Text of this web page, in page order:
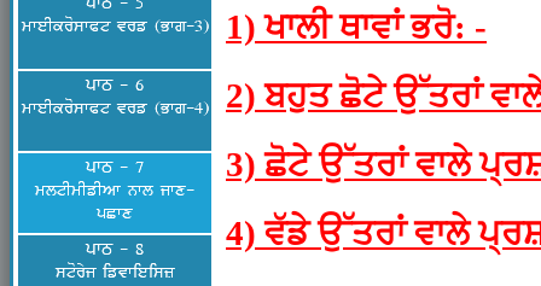
mweIkroswPt vrf (Bwg-3)
ਪਾਠ - 6
mweIkroswPt vrf (Bwg-4)
ਪਾਠ - 7
mltImIfIAw nwl jwx-
pCwx
ਪਾਠ - 8
storyj ifvwieisz
1) ਖਾਲੀ ਥਾਵਾਂ ਭਰੋ: -
2) ਬਹੁਤ ਛੋਟੇ ਉੱਤਰਾਂ
3) ਛੋਟੇ ਉੱਤਰਾਂ ਵਾਲੇ
4) ਵੱਡੇ ਉੱਤਰਾਂ ਵਾਲੇ